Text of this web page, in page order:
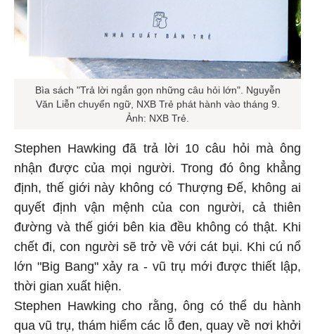
Bìa sách "Trả lời ngắn gọn những câu hỏi lớn". Nguyễn
Văn Liễn chuyển ngữ, NXB Trẻ phát hành vào tháng 9.
Ảnh: NXB Trẻ.
Stephen Hawking đã trả lời 10 câu hỏi mà ông
nhận được của mọi người. Trong đó ông khẳng
định, thế giới này không có Thượng Đế, không ai
quyết định vận mệnh của con người, cả thiên
đường và thế giới bên kia đều không có thật. Khi
chết đi, con người sẽ trở về với cát bụi. Khi cú nổ
lớn "Big Bang" xảy ra - vũ trụ mới được thiết lập,
thời gian xuất hiện.
Stephen Hawking cho rằng, ông có thể du hành
qua vũ trụ, thám hiểm các lỗ đen, quay về nơi khởi